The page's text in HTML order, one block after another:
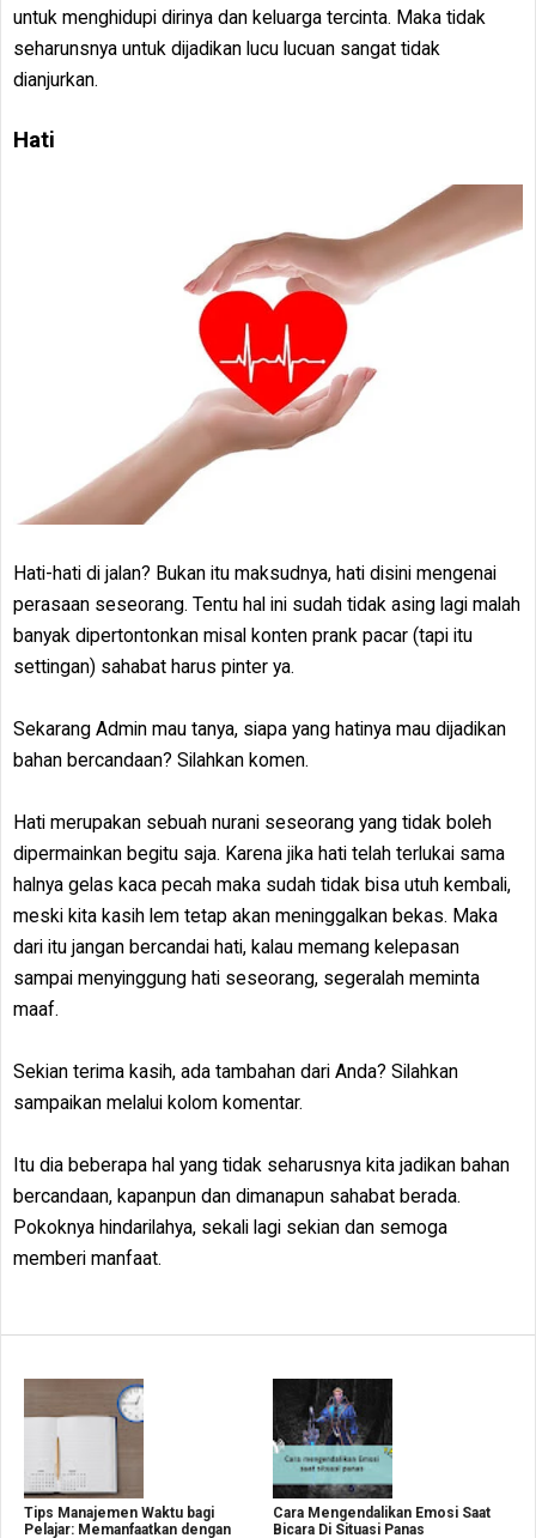
untuk menghidupi dirinya dan keluarga tercinta. Maka tidak
seharunsnya untuk dijadikan lucu lucuan sangat tidak
dianjurkan.
Hati
Hati-hati di jalan? Bukan itu maksudnya, hati disini mengenai
perasaan seseorang. Tentu hal ini sudah tidak asing lagi malah
banyak dipertontonkan misal konten prank pacar (tapi itu
settingan) sahabat harus pinter ya.
Sekarang Admin mau tanya, siapa yang hatinya mau dijadikan
bahan bercandaan? Silahkan komen.
Hati merupakan sebuah nurani seseorang yang tidak boleh
dipermainkan begitu saja. Karena jika hati telah terlukai sama
halnya gelas kaca pecah maka sudah tidak bisa utuh kembali,
meski kita kasih lem tetap akan meninggalkan bekas. Maka
dari itu jangan bercandai hati, kalau memang kelepasan
sampai menyinggung hati seseorang, segeralah meminta
maaf.
Sekian terima kasih, ada tambahan dari Anda? Silahkan
sampaikan melalui kolom komentar.
Itu dia beberapa hal yang tidak seharusnya kita jadikan bahan
bercandaan, kapanpun dan dimanapun sahabat berada.
Pokoknya hindarilahya, sekali lagi sekian dan semoga
memberi manfaat.
Tips Manajemen Waktu bagi
Pelajar: Memanfaatkan dengan
Cara Mengendalikan Emosi Saat
Bicara Di Situasi Panas